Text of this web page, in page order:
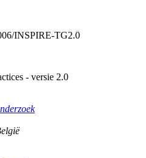
INSPIRE-TG2.0
- versie 2.0